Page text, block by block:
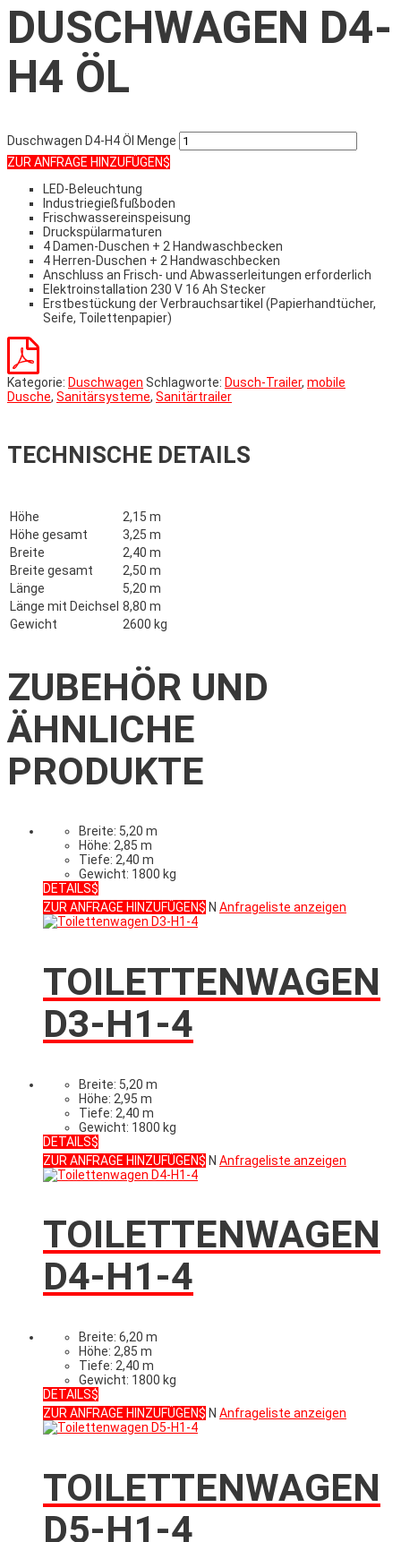
DUSCHWAGEN D4-
H4 ÖL
Duschwagen D4-H4 Öl Menge
ZUR ANFRAGE HINZUFÜGEN
LED-Beleuchtung
Industriegießfußboden
Frischwassereinspeisung
Druckspülarmaturen
4 Damen-Duschen + 2 Handwaschbecken
4 Herren-Duschen + 2 Handwaschbecken
Anschluss an Frisch- und Abwasserleitungen erforderlich
Elektroinstallation 230 V 16 Ah Stecker
Erstbestückung der Verbrauchsartikel (Papierhandtücher,
Seife, Toilettenpapier)
Kategorie: Duschwagen Schlagworte: Dusch-Trailer, mobile
Dusche, Sanitärsysteme, Sanitärtrailer
TECHNISCHE DETAILS
Höhe
2,15 m
Höhe gesamt
3,25 m
Breite
2,40 m
Breite gesamt
2,50 m
Länge
5,20 m
Länge mit Deichsel 8,80 m
Gewicht
2600 kg
ZUBEHÖR UND
ÄHNLICHE
PRODUKTE
Breite: 5,20 m
Höhe: 2,85 m
Tiefe: 2,40 m
Gewicht: 1800 kg
DETAILS
ZUR ANFRAGE HINZUFÜGEN
N Anfrageliste anzeigen
TOILETTENWAGEN
D3-H1-4
Breite: 5,20 m
Höhe: 2,95 m
Tiefe: 2,40 m
Gewicht: 1800 kg
DETAILS
ZUR ANFRAGE HINZUFÜGEN
N Anfrageliste anzeigen
TOILETTENWAGEN
D4-H1-4
Breite: 6,20 m
Höhe: 2,85 m
Tiefe: 2,40 m
Gewicht: 1800 kg
DETAILS
ZUR ANFRAGE HINZUFÜGEN
N Anfrageliste anzeigen
TOILETTENWAGEN
D5-H1-4